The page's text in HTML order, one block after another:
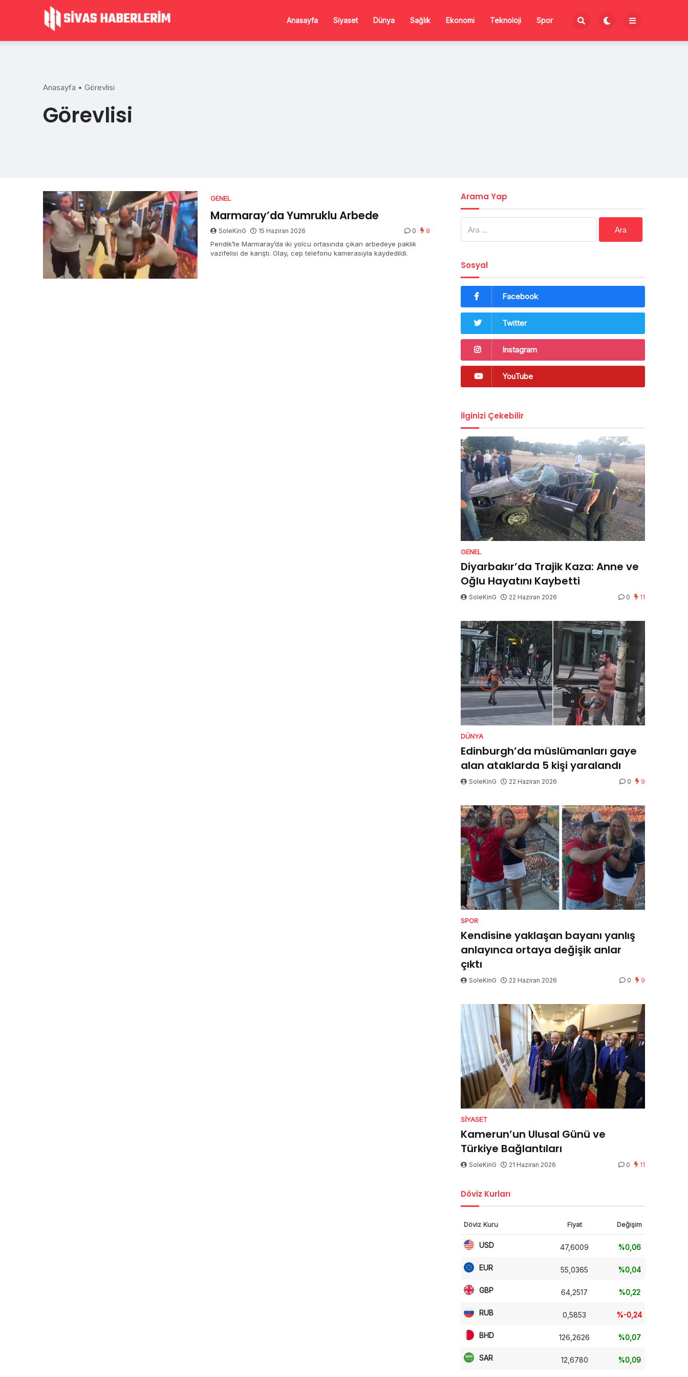
Anasayfa Siyaset Dünya Sağlık Ekonomi Teknoloji Spor
Anasayfa • Görevlisi
Görevlisi
GENEL
Marmaray’da Yumruklu Arbede
SoleKinG 15 Haziran 2026 0 8
Pendik’te Marmaray’da iki yolcu ortasında çıkan arbedeye paklık
vazifelisi de karıştı. Olay, cep telefonu kamerasıyla kaydedildi.
Arama Yap
Sosyal
Facebook
Twitter
Instagram
YouTube
İlginizi Çekebilir
GENEL
Diyarbakır’da Trajik Kaza: Anne ve
Oğlu Hayatını Kaybetti
SoleKinG 22 Haziran 2026 0 11
DÜNYA
Edinburgh’da müslümanları gaye
alan ataklarda 5 kişi yaralandı
SoleKinG 22 Haziran 2026 0 9
SPOR
Kendisine yaklaşan bayanı yanlış
anlayınca ortaya değişik anlar
çıktı
SoleKinG 22 Haziran 2026 0 9
SIYASET
Kamerun’un Ulusal Günü ve
Türkiye Bağlantıları
SoleKinG 21 Haziran 2026 0 11
Döviz Kurları
Döviz Kuru Fiyat Değişim
USD 47,6009 %0,06
EUR 55,0365 %0,04
GBP 64,2517 %0,22
RUB 0,5853 %-0,24
BHD 126,2626 %0,07
SAR 12,6780 %0,09